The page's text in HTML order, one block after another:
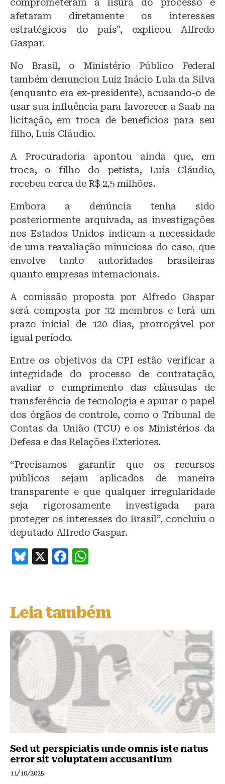
comprometeram a lisura do processo e
afetaram diretamente os interesses
estratégicos do país”, explicou Alfredo
Gaspar.
No Brasil, o Ministério Público Federal
também denunciou Luiz Inácio Lula da Silva
(enquanto era ex-presidente), acusando-o de
usar sua influência para favorecer a Saab na
licitação, em troca de benefícios para seu
filho, Luís Cláudio.
A Procuradoria apontou ainda que, em
troca, o filho do petista, Luís Cláudio,
recebeu cerca de R$ 2,5 milhões.
Embora a denúncia tenha sido
posteriormente arquivada, as investigações
nos Estados Unidos indicam a necessidade
de uma reavaliação minuciosa do caso, que
envolve tanto autoridades brasileiras
quanto empresas internacionais.
A comissão proposta por Alfredo Gaspar
será composta por 32 membros e terá um
prazo inicial de 120 dias, prorrogável por
igual período.
Entre os objetivos da CPI estão verificar a
integridade do processo de contratação,
avaliar o cumprimento das cláusulas de
transferência de tecnologia e apurar o papel
dos órgãos de controle, como o Tribunal de
Contas da União (TCU) e os Ministérios da
Defesa e das Relações Exteriores.
“Precisamos garantir que os recursos
públicos sejam aplicados de maneira
transparente e que qualquer irregularidade
seja rigorosamente investigada para
proteger os interesses do Brasil”, concluiu o
deputado Alfredo Gaspar.
B
s
k
y
X
F
e
b
o
o
k
s
A
p
p
Leia também
Sed ut perspiciatis unde omnis iste natus
error sit voluptatem accusantium
11/10/2025